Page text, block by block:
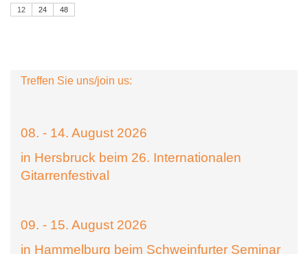
12 24 48
Treffen Sie uns/join us:
08. - 14. August 2026
in Hersbruck beim 26. Internationalen
Gitarrenfestival
09. - 15. August 2026
in Hammelburg beim Schweinfurter Seminar